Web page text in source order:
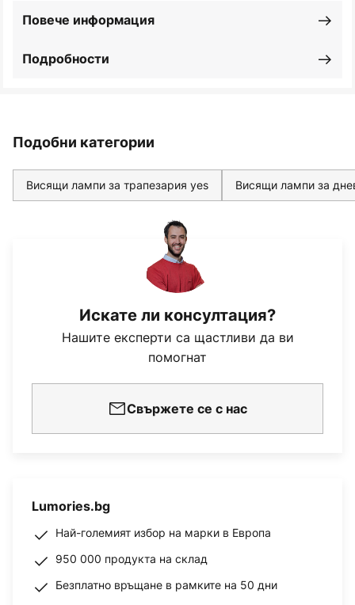
Подробности
Повече информация
Подобни категории
Висящи лампи за трапезария yes Висящи лампи за
Искате ли консултация?
Нашите експерти са щастливи да ви
помогнат
Свържете се с нас
Lumories.bg
Най-големият избор на марки в Европа
950 000 продукта на склад
Безплатно връщане в рамките на 50 дни